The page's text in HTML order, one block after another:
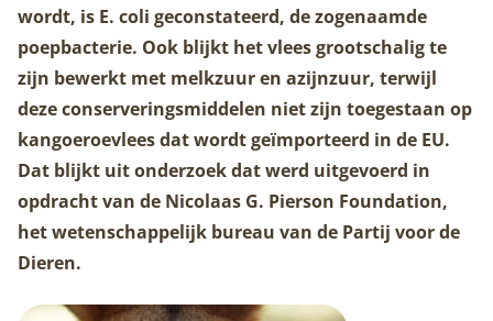
wordt, is E. coli geconstateerd, de zogenaamde
poepbacterie. Ook blijkt het vlees grootschalig te
zijn bewerkt met melkzuur en azijnzuur, terwijl
deze conserveringsmiddelen niet zijn toegestaan op
kangoeroevlees dat wordt geïmporteerd in de EU.
Dat blijkt uit onderzoek dat werd uitgevoerd in
opdracht van de Nicolaas G. Pierson Foundation,
het wetenschappelijk bureau van de Partij voor de
Dieren.